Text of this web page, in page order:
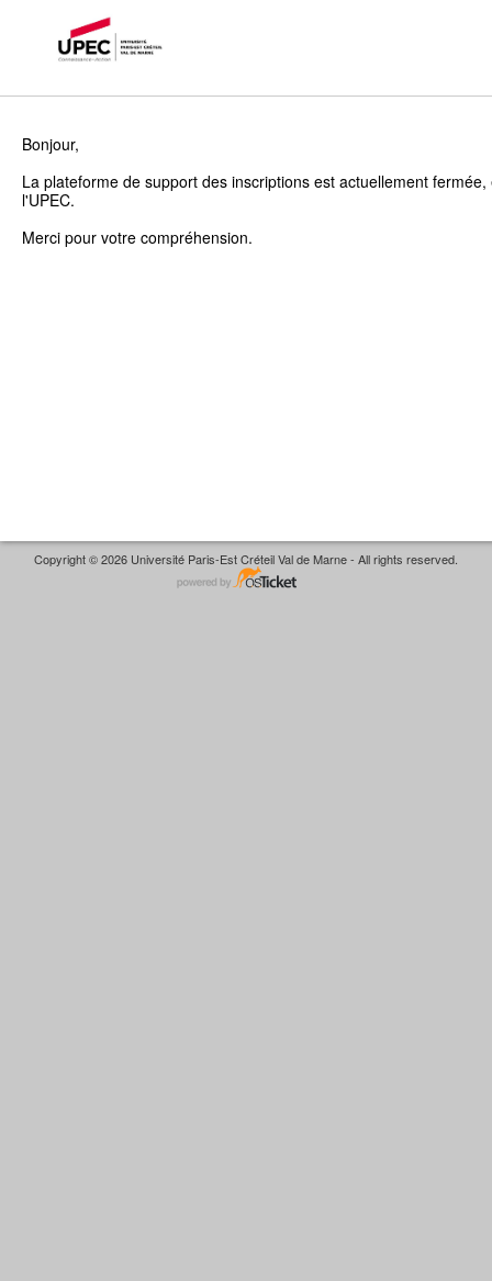
Bonjour,
La plateforme de support des inscriptions est actuellement
l'UPEC.
Merci pour votre compréhension.
Copyright © 2026 Université Paris-Est Créteil Val de Marne - All rights reserved.